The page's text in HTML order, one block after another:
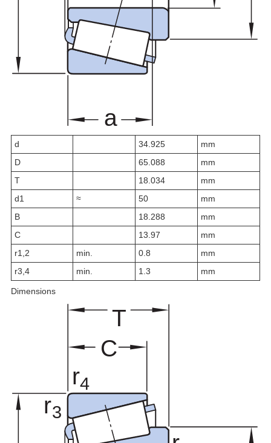
d 34.925
mm
D
65.088
mm
T
18.034
mm
d1 ≈ 50
mm
B
18.288
mm
C
13.97
mm
r1,2 min. 0.8
mm
r3,4 min. 1.3 mm
Dimensions